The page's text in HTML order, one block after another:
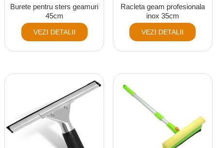
Burete pentru sters geamuri
45cm
VEZI DETALII
Racleta geam profesionala
inox 35cm
VEZI DETALII